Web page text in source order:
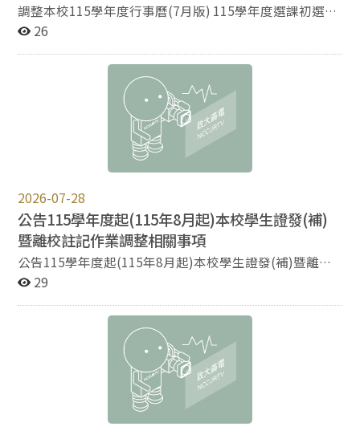
調整本校115學年度行事曆(7月版) 115學年度選課初選日
期，因「115學年度大學入學分科測驗」延後放榜，故第
調整為115年8月25日(二)至115年8月26日(三)；第2階段
選課初選由115年8月24日(一)至115年8月26日(三)調整
為115年8月31日(一)至115年9月2日(三)。 行事曆下載網
https://aca.nccu.edu.tw/download/calendar115_ch.pdf
特別注意事項：學期中行事曆若有異動，以本校網站首頁
公告版本為準。
26
2026-07-28
公告115學年度起(115年8月起)本校學生證發(補)
暨離校註記作業調整相關事項
公告115學年度起(115年8月起)本校學生證發(補)暨離校
註記作業調整相關事項 一、新版學生證發放暨補發：
度(含)以前保留入學資格學生，製發新版學生證。 (二)本
校各學制在籍學位生因學生證遺失申請補發，補發申請書
在115年8月起送達教務處註冊組(以下稱註冊組)者，製發
度新生提早於115年2月入學者，以舊版學生證製發，日
後遺失補發時，依公告第一點之(二)製發新版學生證。
(二)交換生(含訪問生)以舊版學生證辦理製發與遺失補
29